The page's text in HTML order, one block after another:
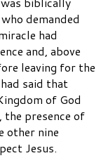
demanded
had
and, above
leaving for the
said that
of God
the presence of
other nine
Jesus.